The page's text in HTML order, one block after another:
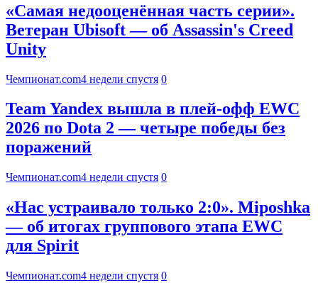
«Самая недооценённая часть серии».
Ветеран Ubisoft — об Assassin's Creed
Unity
Чемпионат.com4 недели спустя 0
Team Yandex вышла в плей-офф EWC
2026 по Dota 2 — четыре победы без
поражений
Чемпионат.com4 недели спустя 0
«Нас устраивало только 2:0». Miposhka
— об итогах группового этапа EWC
для Spirit
Чемпионат.com4 недели спустя 0